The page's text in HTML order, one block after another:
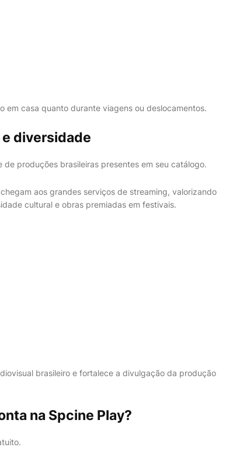
em casa quanto durante viagens ou deslocamentos.
diversidade
produções brasileiras presentes em seu catálogo.
aos grandes serviços de streaming, valorizando
cultural e obras premiadas em festivais.
brasileiro e fortalece a divulgação da produção
na Spcine Play?